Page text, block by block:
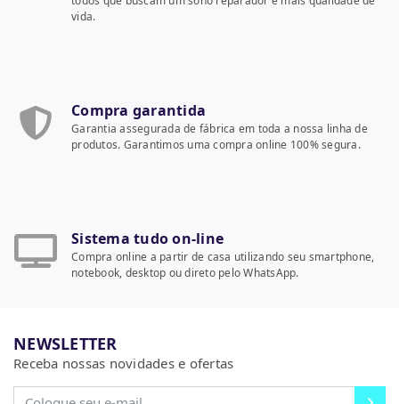
vida.
Compra garantida
Garantia assegurada de fábrica em toda a nossa linha de
produtos. Garantimos uma compra online 100% segura.
Sistema tudo on-line
Compra online a partir de casa utilizando seu smartphone,
notebook, desktop ou direto pelo WhatsApp.
NEWSLETTER
Receba nossas novidades e ofertas